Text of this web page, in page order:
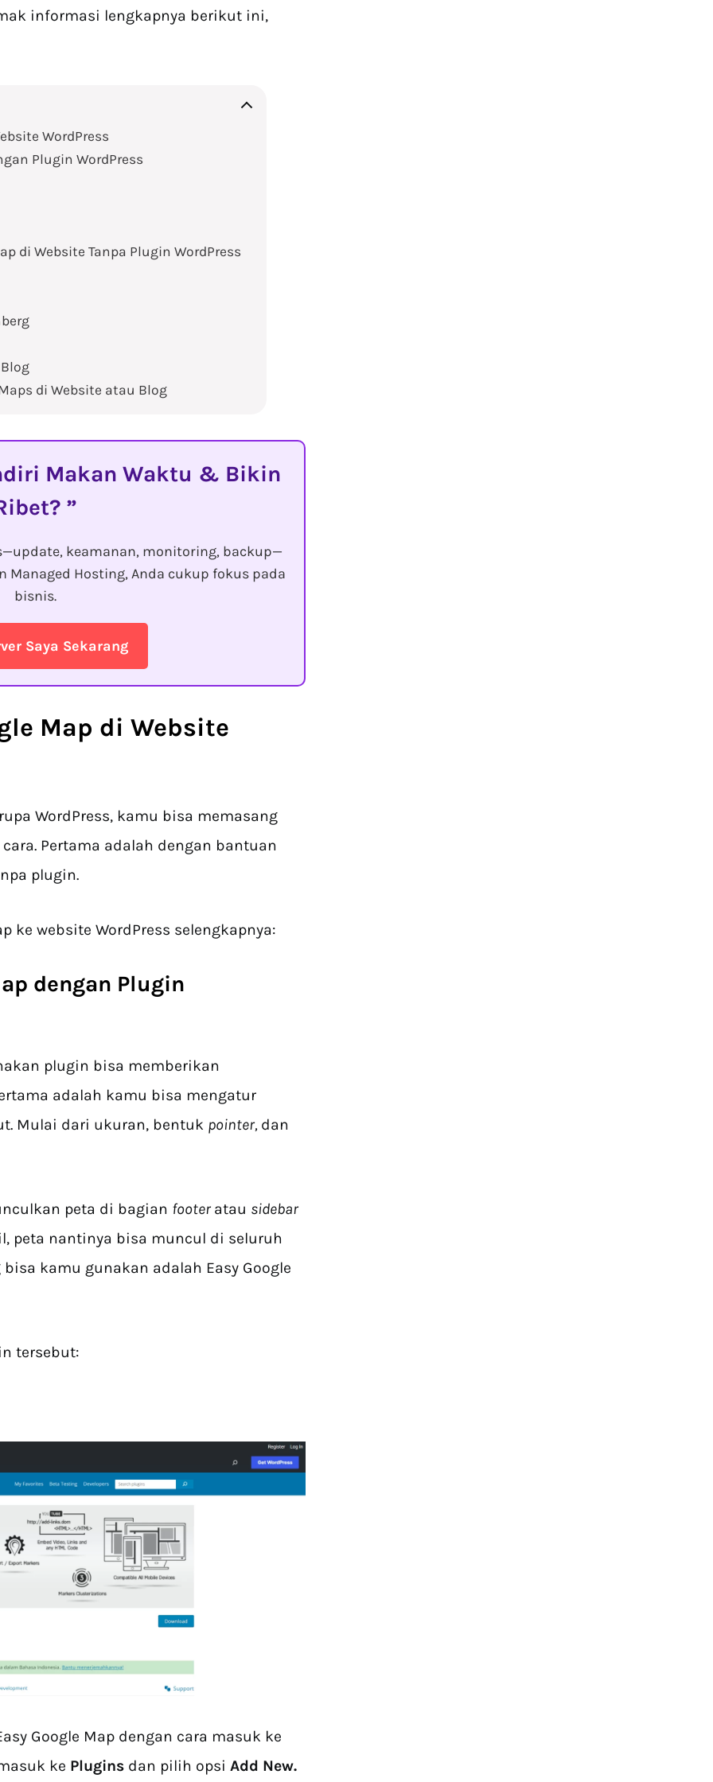
informasi lengkapnya berikut ini,
WordPress
Plugin WordPress
di Website Tanpa Plugin WordPress
di Website atau Blog
Makan Waktu & Bikin
keamanan, monitoring, backup—
Hosting, Anda cukup fokus pada
bisnis.
Saya Sekarang
Map di Website
WordPress, kamu bisa memasang
Pertama adalah dengan bantuan
plugin.
ke website WordPress selengkapnya:
dengan Plugin
plugin bisa memberikan
adalah kamu bisa mengatur
Mulai dari ukuran, bentuk pointer, dan
peta di bagian footer atau sidebar
peta nantinya bisa muncul di seluruh
kamu gunakan adalah Easy Google
tersebut:
Google Map dengan cara masuk ke
ke Plugins dan pilih opsi Add New.